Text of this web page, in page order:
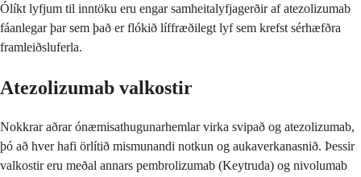
Ólíkt lyfjum til inntöku eru engar samheitalyfjagerðir af atezolizumab
fáanlegar þar sem það er flókið líffræðilegt lyf sem krefst sérhæfðra
framleiðsluferla.
Atezolizumab valkostir
Nokkrar aðrar ónæmisathugunarhemlar virka svipað og atezolizumab,
þó að hver hafi örlítið mismunandi notkun og aukaverkanasnið. Þessir
valkostir eru meðal annars pembrolizumab (Keytruda) og nivolumab